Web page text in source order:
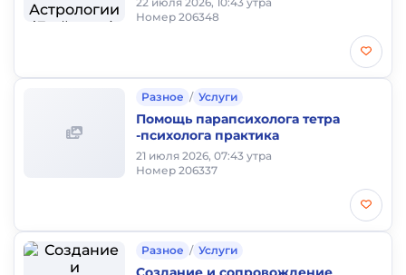
вопросов жизни.
Номер 206348
Разное / Услуги
Помощь парапсихолога тетра
-психолога практика
21 июля 2026, 07:43 утра
Номер 206337
Разное / Услуги